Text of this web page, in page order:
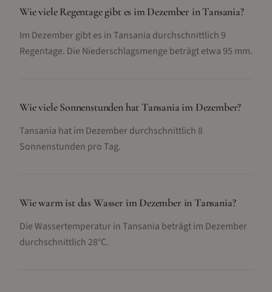
Wie viele Regentage gibt es im Dezember in Tansania?
Im Dezember gibt es in Tansania durchschnittlich 9
Regentage. Die Niederschlagsmenge beträgt etwa 95 mm.
Wie viele Sonnenstunden hat Tansania im Dezember?
Tansania hat im Dezember durchschnittlich 8
Sonnenstunden pro Tag.
Wie warm ist das Wasser im Dezember in Tansania?
Die Wassertemperatur in Tansania beträgt im Dezember
durchschnittlich 28°C.